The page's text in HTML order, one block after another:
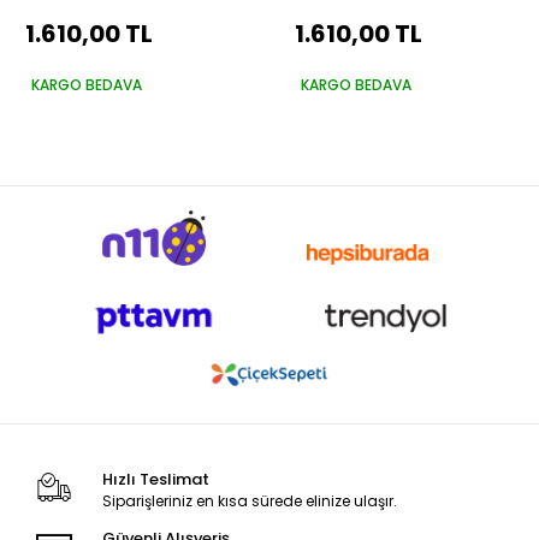
30Gr MAT Taş Vernik
250 Saten Rulo Set
1.610,00 TL
KARGO BEDAVA
Katalizör 30Gr MAT Taş
Vernik 250 Saten Rulo
1.610,00 TL
KARGO BEDAVA
Hızlı Teslimat
Siparişleriniz en kısa sürede elinize ulaşır.